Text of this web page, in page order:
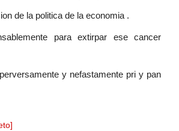
de la politica de la economia .
para extirpar ese cancer
y nefastamente pri y pan